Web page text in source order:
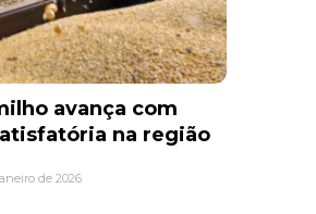
avança com
na região
de 2026